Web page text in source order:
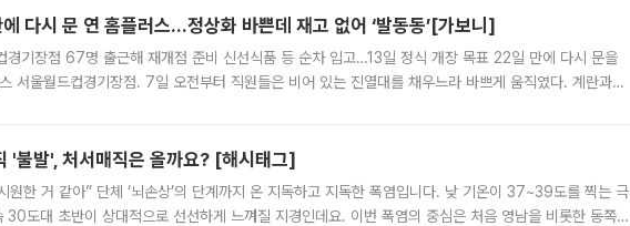
다시 문 연 홈플러스…정상화 바쁜데 재고 없어 ‘발동동’[가보니]
경기장점 67명 출근해 재개점 준비 신선식품 등 순차 입고…13일 정식 개장 목표 22일 만에 다시 문을
서울월드컵경기장점. 7일 오전부터 직원들은 비어 있는 진열대를 채우느라 바쁘게 움직였다. 계란과
'불발', 처서매직은 올까요? [해시태그]
원한 거 같아” 단체 ‘뇌손상’의 단계까지 온 지독하고 지독한 폭염입니다. 낮 기온이 37~39도를 찍는 극
30도대 초반이 상대적으로 선선하게 느껴질 지경인데요. 이번 폭염의 중심은 처음 영남을 비롯한 동쪽